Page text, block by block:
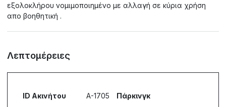
εξολοκλήρου νομιμοποιημένο με αλλαγή σε κύρια χρήση
απο βοηθητική .
Λεπτομέρειες
ID Ακινήτου
A-1705
Πάρκινγκ